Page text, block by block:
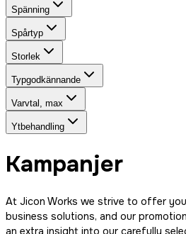
Spänning
Spårtyp
Storlek
Typgodkännande
Varvtal, max
Ytbehandling
Kampanjer
At Jicon Works we strive to offer
business solutions, and our
an extra insight into our carefully